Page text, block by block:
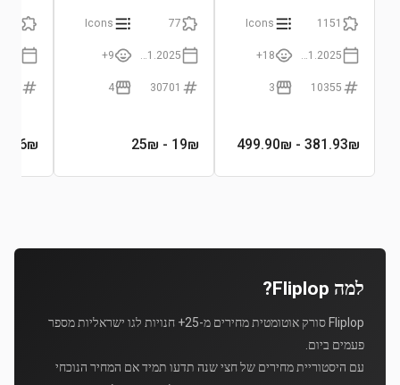
1151
Icons
18+
10355
3
381.93₪
- 499.90₪
77
Icons
9+
30701
4
19₪
- 25₪
₪
למה Fliplop?
Fliplop סורק אוטומטית מחירים מ-25+ חנויות לגו ישראליות מספר
פעמים ביום.
עם היסטוריית מחירים של חצי שנה תדעו תמיד אם המחיר הנוכחי